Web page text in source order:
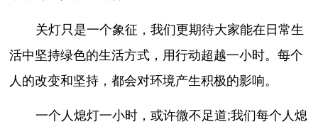
关灯只是一个象征，我们更期待大家能在日常生
活中坚持绿色的生活方式，用行动超越一小时。每个
人的改变和坚持，都会对环境产生积极的影响。
一个人熄灯一小时，或许微不足道;我们每个人熄